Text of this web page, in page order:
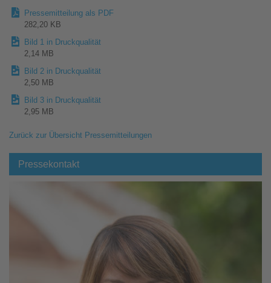
Pressemitteilung als PDF
282,20 KB
Bild 1 in Druckqualität
2,14 MB
Bild 2 in Druckqualität
2,50 MB
Bild 3 in Druckqualität
2,95 MB
Zurück zur Übersicht Pressemitteilungen
Pressekontakt